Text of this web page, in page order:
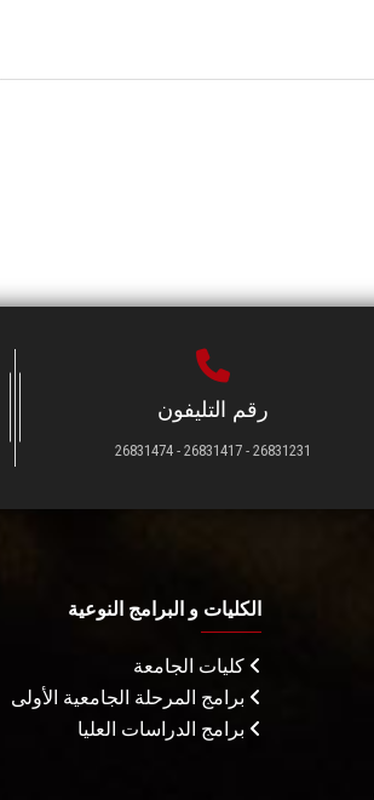
رقم التليفون
26831231 - 26831417 - 26831474
الكليات و البرامج النوعية
كليات الجامعة
برامج المرحلة الجامعية الأولى
برامج الدراسات العليا